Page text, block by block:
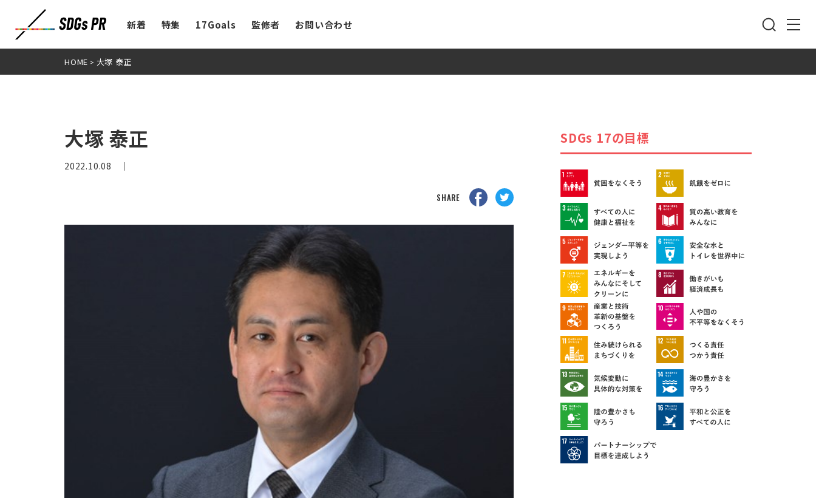
新着 特集 17Goals 監修者 お問い合わせ
HOME > 大塚 泰正
大塚 泰正
2022.10.08
SHARE
SDGs 17の目標
NEW ARRIVAL
新着
特集 SDGs PR について
媒体資料ダウンロード
CONTACT
お問い合わせ
プライバシーポリシー
免責事項
運営会社